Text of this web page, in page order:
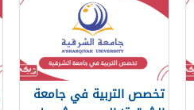
تخصص التربية في جامعة